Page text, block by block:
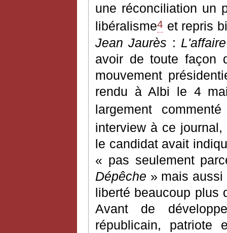
une réconciliation un
libéralisme4 et repris
Jean Jaurès :
avoir de toute façon
mouvement
rendu à Albi le 4
largement
interview à ce
le candidat avait
« pas seulement
Dépêche » mais aussi
liberté beaucoup plus
Avant de
républicain, patriote